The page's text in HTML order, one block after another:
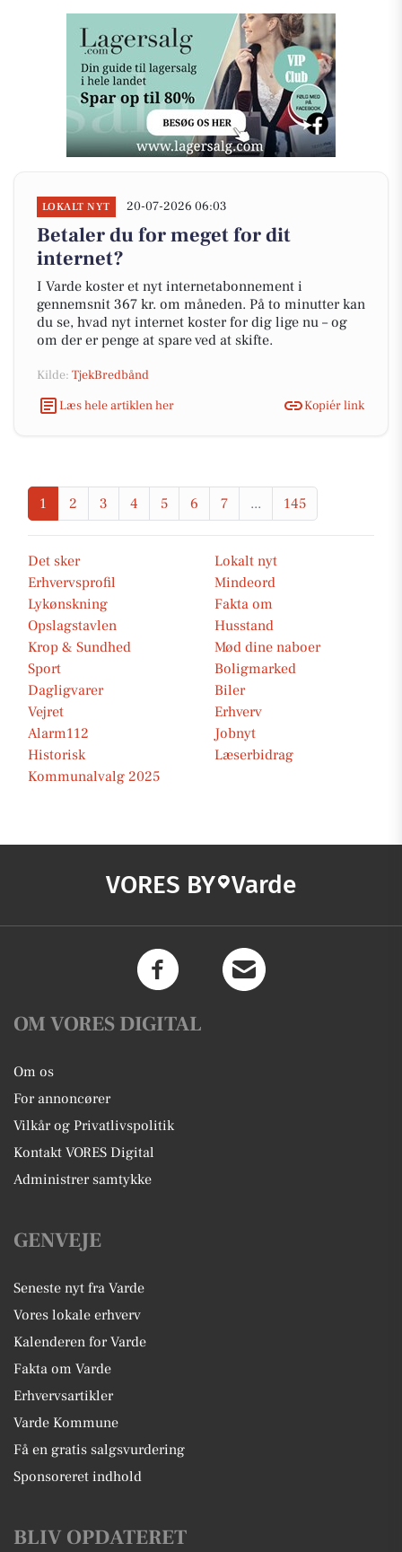
LOKALT NYT 20-07-2026 06:03
Betaler du for meget for dit
internet?
I Varde koster et nyt internetabonnement i
gennemsnit 367 kr. om måneden. På to minutter kan
du se, hvad nyt internet koster for dig lige nu – og
om der er penge at spare ved at skifte.
Kilde: TjekBredbånd
Læs hele artiklen her
Kopiér link
1 2 3 4 5 6 7 ... 145
Det sker
Lokalt nyt
Erhvervsprofil
Mindeord
Lykønskning
Fakta om
Opslagstavlen
Husstand
Krop & Sundhed
Mød dine naboer
Sport
Boligmarked
Dagligvarer
Biler
Vejret
Erhverv
Alarm112
Jobnyt
Historisk
Læserbidrag
Kommunalvalg 2025
VORES BY Varde
OM VORES DIGITAL
Om os
For annoncører
Vilkår og Privatlivspolitik
Kontakt VORES Digital
Administrer samtykke
GENVEJE
Seneste nyt fra Varde
Vores lokale erhverv
Kalenderen for Varde
Fakta om Varde
Erhvervsartikler
Varde Kommune
Få en gratis salgsvurdering
Sponsoreret indhold
BLIV OPDATERET